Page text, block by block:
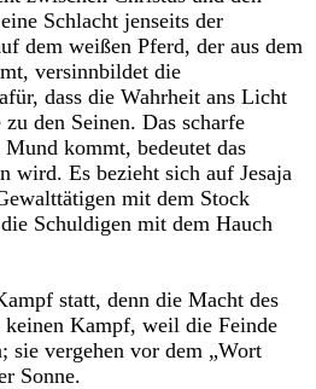
Schlacht jenseits der
dem weißen Pferd, der aus dem
versinnbildet die
dass die Wahrheit ans Licht
den Seinen. Das scharfe
Mund kommt, bedeutet das
wird. Es bezieht sich auf Jesaja
mit dem Stock
Schuldigen mit dem Hauch
statt, denn die Macht des
keinen Kampf, weil die Feinde
sie vergehen vor dem „Wort
Sonne.